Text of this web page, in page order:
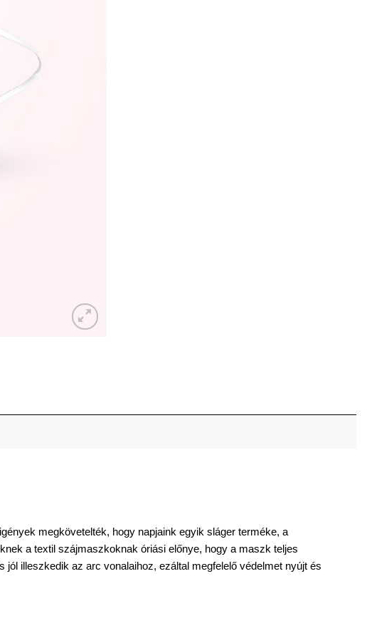
megkövetelték, hogy napjaink egyik sláger terméke, a
a textil szájmaszkoknak óriási előnye, hogy a maszk teljes
illeszkedik az arc vonalaihoz, ezáltal megfelelő védelmet nyújt és